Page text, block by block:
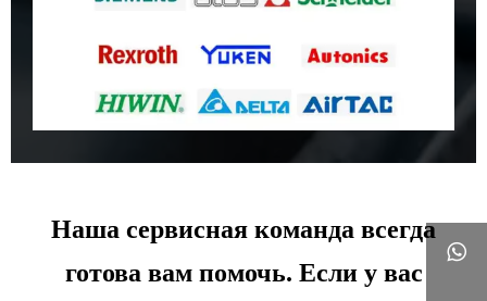
Наша сервисная команда всегда
готова вам помочь. Если у вас
